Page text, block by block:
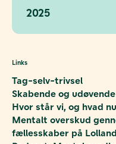
2025
Links
Tag-selv-trivsel
Skabende og
Hvor står vi, og hvad
Mentalt overskud
fællesskaber på